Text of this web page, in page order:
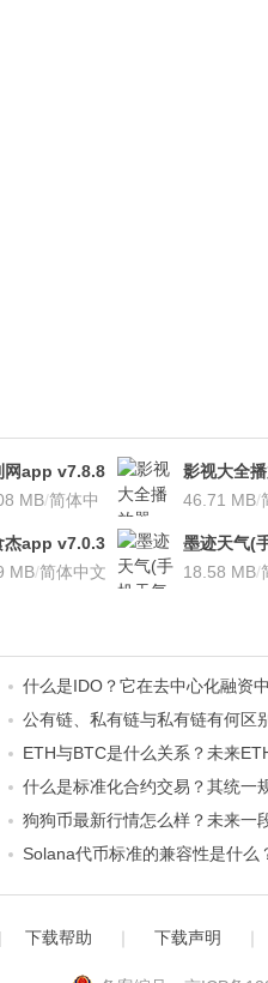
网app v7.8.8
版MB/简体中
影视大全
v3.1.7 安
46.71 MB/
杰app v7.0.3
版
MB/简体中文
墨迹天气(
气软
18.58 MB/
什么是IDO？它在去中心化融资
公有链、私有链与私有链有何区
ETH与BTC是什么关系？未来
什么是标准化合约交易？其统一
狗狗币最新行情怎么样？未来一
Solana代币标准的兼容性是什么
| 下载帮助 下载声明